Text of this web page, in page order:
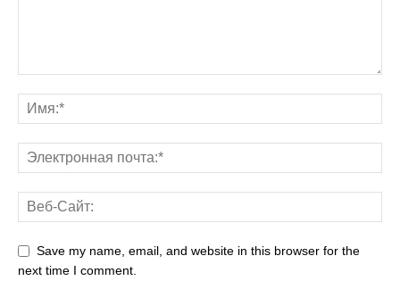
Save my name, email, and website in this browser for the
next time I comment.